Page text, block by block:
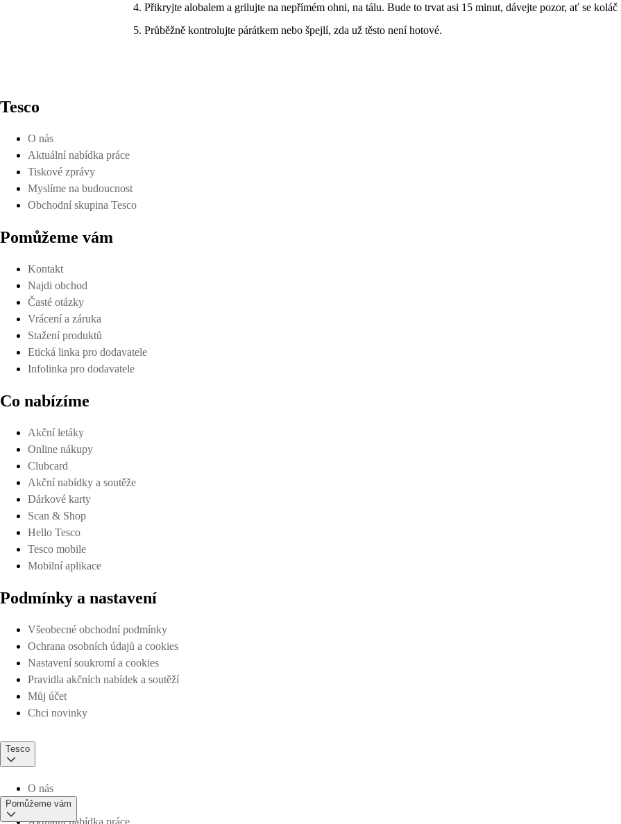
Přikryjte alobalem a grilujte na nepřímém ohni, na tálu. Bude to trvat asi 15 minut, dávejte pozor, ať se koláč
Průběžně kontrolujte párátkem nebo špejlí, zda už těsto není hotové.
Tesco
O nás
Aktuální nabídka práce
Tiskové zprávy
Myslíme na budoucnost
Obchodní skupina Tesco
Pomůžeme vám
Kontakt
Najdi obchod
Časté otázky
Vrácení a záruka
Stažení produktů
Etická linka pro dodavatele
Infolinka pro dodavatele
Co nabízíme
Akční letáky
Online nákupy
Clubcard
Akční nabídky a soutěže
Dárkové karty
Scan & Shop
Hello Tesco
Tesco mobile
Mobilní aplikace
Podmínky a nastavení
Všeobecné obchodní podmínky
Ochrana osobních údajů a cookies
Nastavení soukromí a cookies
Pravidla akčních nabídek a soutěží
Můj účet
Chci novinky
Tesco
O nás
Aktuální nabídka práce
Pomůžeme vám